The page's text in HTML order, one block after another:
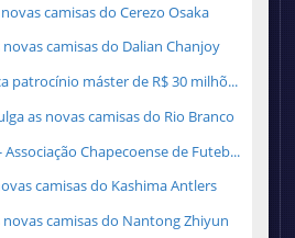
camisas do Cerezo Osaka
camisas do Dalian Chanjoy
patrocínio máster de R$ 30 milhõ...
as novas camisas do Rio Branco
Associação Chapecoense de Futeb...
camisas do Kashima Antlers
novas camisas do Nantong Zhiyun